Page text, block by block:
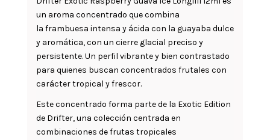
un aroma concentrado que combina
la frambuesa intensa y ácida con la guayaba dulce
y aromática, con un cierre glacial preciso y
persistente. Un perfil vibrante y bien contrastado
para quienes buscan concentrados frutales con
carácter tropical y frescor.
Este concentrado forma parte de la Exotic Edition
de Drifter, una colección centrada en
combinaciones de frutas tropicales